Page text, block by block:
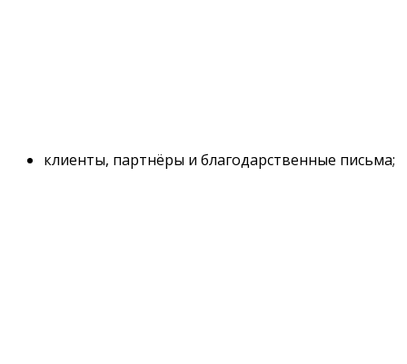
клиенты, партнёры и благодарственные письма;